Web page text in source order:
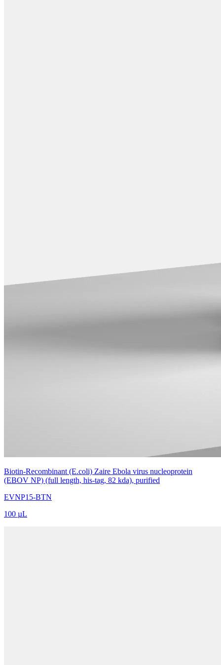
Biotin-Recombinant (E.coli) Zaire Ebola virus nucleoprotein
(EBOV NP) (full length, his-tag, 82 kda), purified
EVNP15-BTN
100 µL